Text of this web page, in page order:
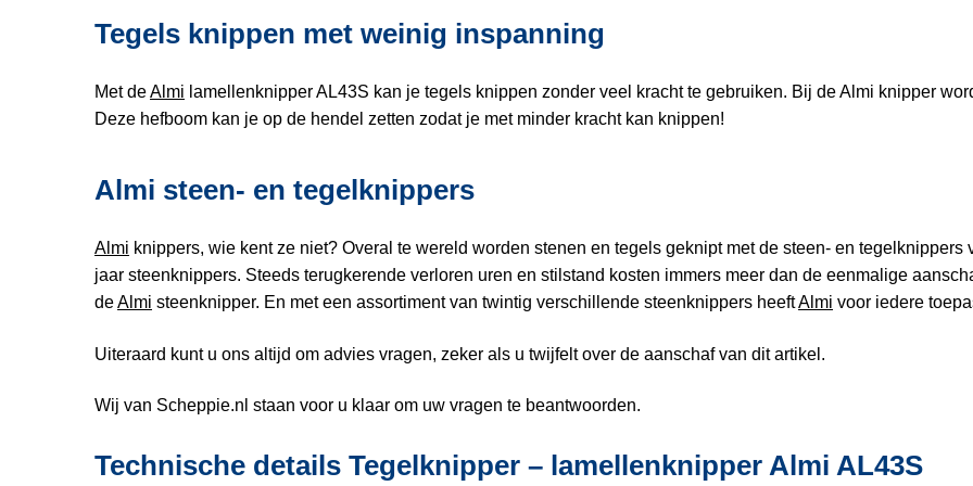
Tegels knippen met weinig inspanning
Met deAlmi lamellenknipper AL43S kan je tegels knippen zonder veel kracht te gebruiken. Bij de Almi knipper
Deze hefboom kan je op de hendel zetten zodat je met minder kracht kan knippen!
Almi steen- en tegelknippers
Almi knippers, wie kent ze niet? Overal te wereld worden stenen en tegels geknipt met de steen- en tegelknippers
jaar steenknippers. Steeds terugkerende verloren uren en stilstand kosten immers meer dan de eenmalige
deAlmi steenknipper. En met een assortiment van twintig verschillende steenknippers heeftAlmi voor iedere
Uiteraard kunt u ons altijd om advies vragen, zeker als u twijfelt over de aanschaf van dit artikel.
Wij van Scheppie.nl staan voor u klaar om uw vragen te beantwoorden.
Technische details Tegelknipper – lamellenknipper Almi AL43S